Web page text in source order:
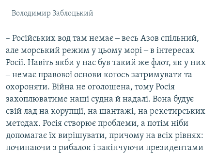
Володимир Заблоцький
– Російських вод там немає ‒ весь Азов спільний,
але морський режим у цьому морі ‒ в інтересах
Росії. Навіть якби у нас був такий же флот, як у них
‒ немає правової основи когось затримувати та
охороняти. Війна не оголошена, тому Росія
захоплюватиме наші судна й надалі. Вона будує
свій лад на корупції, на шантажі, на рекетирських
методах. Росія створює проблеми, а потім ніби
допомагає їх вирішувати, причому на всіх рівнях:
починаючи з рибалок і закінчуючи президентами